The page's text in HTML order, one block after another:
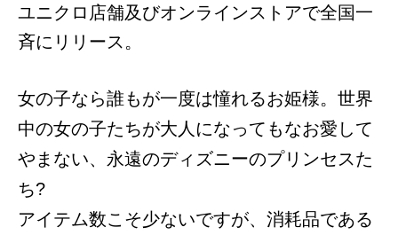
ユニクロ店舗及びオンラインストアで全国一
斉にリリース。
女の子なら誰もが一度は憧れるお姫様。世界
中の女の子たちが大人になってもなお愛して
やまない、永遠のディズニーのプリンセスた
ち?
アイテム数こそ少ないですが、消耗品である